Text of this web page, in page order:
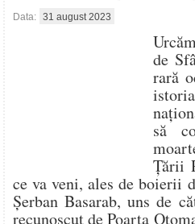
Data: 31 august 2023
de
rară
să
Țării
ce va veni, ales de boierii
Șerban Basarab, uns de
recunoscut de Poarta